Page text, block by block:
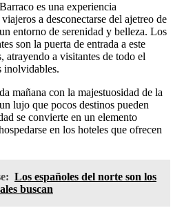
es una experiencia
a desconectarse del ajetreo de
entorno de serenidad y belleza. Los
son la puerta de entrada a este
atrayendo a visitantes de todo el
inolvidables.
mañana con la majestuosidad de la
lujo que pocos destinos pueden
se convierte en un elemento
en los hoteles que ofrecen
Los españoles del norte son los
buscan